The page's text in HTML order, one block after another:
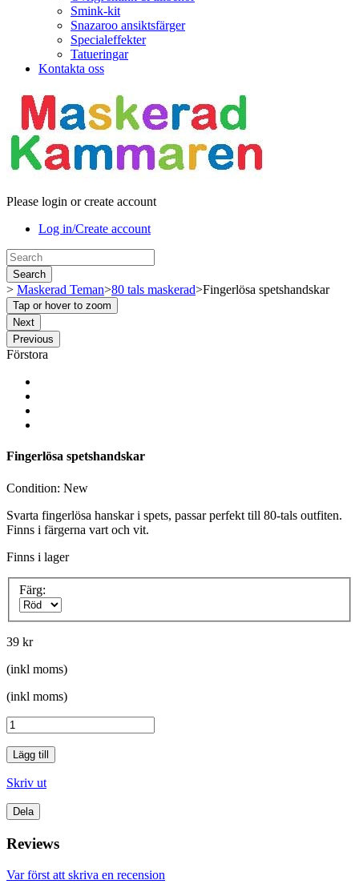
Smink-kit
Snazaroo ansiktsfärger
Specialeffekter
Tatueringar
Kontakta oss
Please login or create account
Log in/Create account
Search
> Maskerad Teman>80 tals maskerad>Fingerlösa spetshandskar
Tap or hover to zoom
Next
Previous
Förstora
Fingerlösa spetshandskar
Condition: New
Svarta fingerlösa hanskar i spets, passar perfekt till 80-tals outfiten.
Finns i färgerna vart och vit.
Finns i lager
Färg:
39 kr
(inkl moms)
(inkl moms)
Lägg till
Skriv ut
Dela
Reviews
Var först att skriva en recension